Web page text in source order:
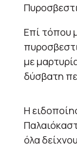
Επί τόπου
με
δύσβατη
Η
όλα